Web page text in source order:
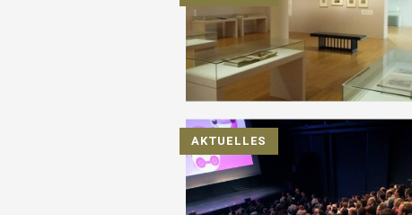
AKTUELLES